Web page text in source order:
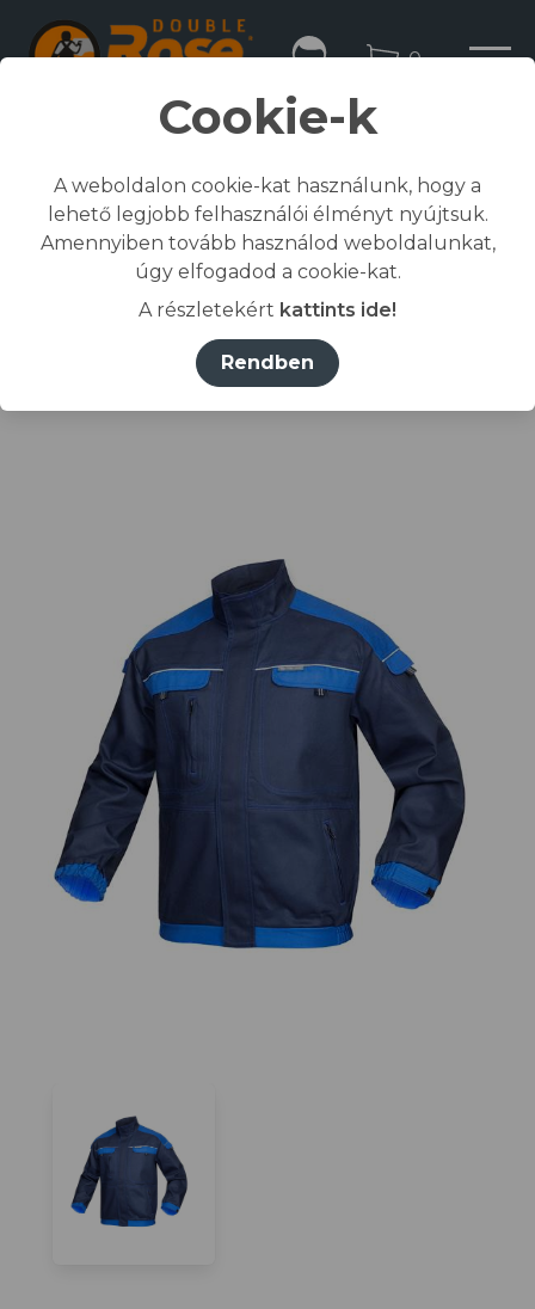
0
Kezdőlap
Összes termék
Munkaruházat
dzseki, kabát
COOL TREND DZSEKI sötétkék/világoskék 2XL
Cookie-k
A weboldalon cookie-kat használunk, hogy a
lehető legjobb felhasználói élményt nyújtsuk.
Amennyiben tovább használod weboldalunkat,
úgy elfogadod a cookie-kat.
A részletekért kattints ide!
Rendben